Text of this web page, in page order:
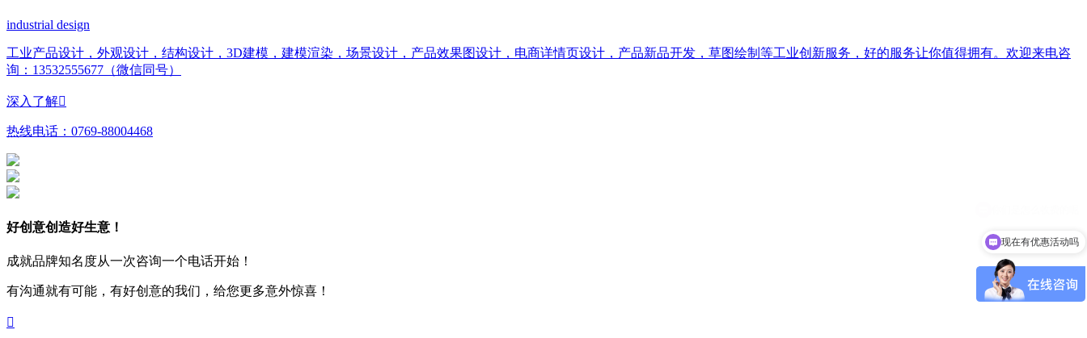
industrial design
工业产品设计，外观设计，结构设计，3D建模，建模渲染，场景设计，产品效果图设计，电商详情页设计，产品新品开发，草图绘制等工业创新服务，好的服务让你值得拥有。欢迎来电咨
询：13532555677（微信同号）
深入了解
热线电话： 0769-88004468
好创意创造好生意！
成就品牌知名度从一次咨询一个电话开始！
有沟通就有可能，有好创意的我们，给您更多意外惊喜！

现在有优惠活动吗